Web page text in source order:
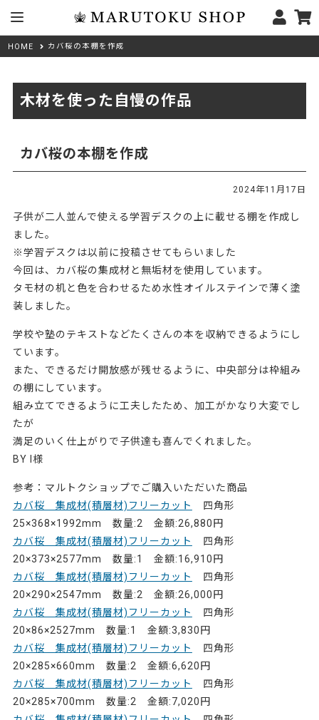
HOME カバ桜の本棚を作成
木材を使った自慢の作品
カバ桜の本棚を作成
2024年11月17日
子供が二人並んで使える学習デスクの上に載せる棚を作成し
ました。
※学習デスクは以前に投稿させてもらいました
今回は、カバ桜の集成材と無垢材を使用しています。
タモ材の机と色を合わせるため水性オイルステインで薄く塗
装しました。
学校や塾のテキストなどたくさんの本を収納できるようにし
ています。
また、できるだけ開放感が残せるように、中央部分は枠組み
の棚にしています。
組み立てできるように工夫したため、加工がかなり大変でし
たが
満足のいく仕上がりで子供達も喜んでくれました。
BY I様
参考：マルトクショップでご購入いただいた商品
カバ桜 集成材(積層材)フリーカット
四角形
25×368×1992mm 数量:2 金額:26,880円
カバ桜 集成材(積層材)フリーカット
四角形
20×373×2577mm 数量:1 金額:16,910円
カバ桜 集成材(積層材)フリーカット
四角形
20×290×2547mm 数量:2 金額:26,000円
カバ桜 集成材(積層材)フリーカット
四角形
20×86×2527mm 数量:1 金額:3,830円
カバ桜 集成材(積層材)フリーカット
四角形
20×285×660mm 数量:2 金額:6,620円
カバ桜 集成材(積層材)フリーカット
四角形
20×285×700mm 数量:2 金額:7,020円